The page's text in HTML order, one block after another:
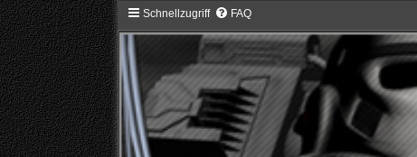
Schnellzugriff FAQ